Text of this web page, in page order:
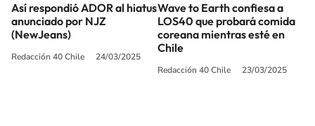
Así respondió ADOR al hiatus
anunciado por NJZ
(NewJeans)
Redacción 40 Chile 24/03/2025
Wave to Earth confiesa a
LOS40 que probará comida
coreana mientras esté en
Chile
Redacción 40 Chile 23/03/2025